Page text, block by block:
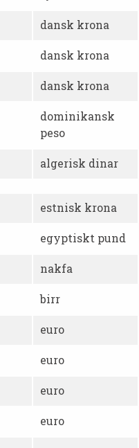
dansk krona
dansk krona
dansk krona
dominikansk
peso
algerisk dinar
estnisk krona
egyptiskt pund
nakfa
birr
euro
euro
euro
euro